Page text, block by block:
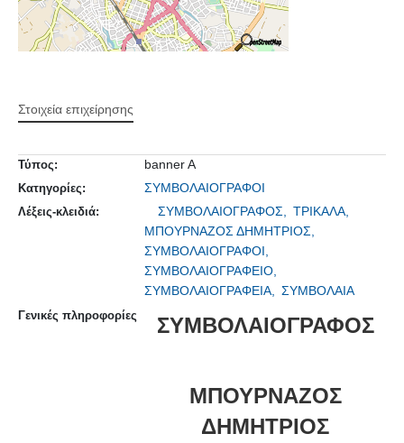
Στοιχεία επιχείρησης
Τύπος: banner A
Κατηγορίες: ΣΥΜΒΟΛΑΙΟΓΡΑΦΟΙ
Λέξεις-κλειδιά: ΣΥΜΒΟΛΑΙΟΓΡΑΦΟΣ,
ΤΡΙΚΑΛΑ,
ΜΠΟΥΡΝΑΖΟΣ ΔΗΜΗΤΡΙΟΣ,
ΣΥΜΒΟΛΑΙΟΓΡΑΦΟΙ,
ΣΥΜΒΟΛΑΙΟΓΡΑΦΕΙΟ,
ΣΥΜΒΟΛΑΙΟΓΡΑΦΕΙΑ,
ΣΥΜΒΟΛΑΙΑ
Γενικές πληροφορίες ΣΥΜΒΟΛΑΙΟΓΡΑΦΟΣ
ΜΠΟΥΡΝΑΖΟΣ
ΔΗΜΗΤΡΙΟΣ